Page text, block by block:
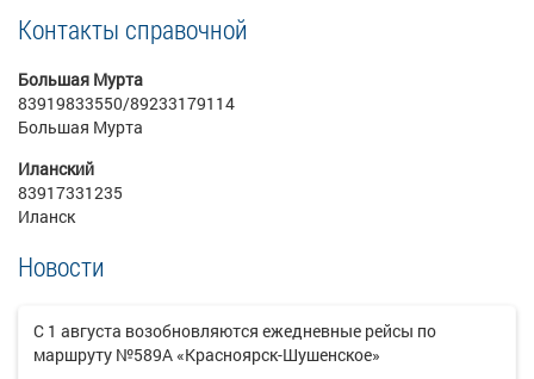
Контакты справочной
Большая Мурта
83919833550/89233179114
Большая Мурта
Иланский
83917331235
Иланск
Новости
С 1 августа возобновляются ежедневные рейсы по
маршруту №589А «Красноярск-Шушенское»